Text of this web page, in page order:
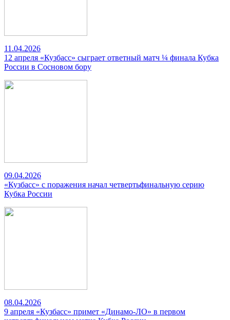
11.04.2026
12 апреля «Кузбасс» сыграет ответный матч ¼ финала Кубка
России в Сосновом бору
09.04.2026
«Кузбасс» с поражения начал четвертьфинальную серию
Кубка России
08.04.2026
9 апреля «Кузбасс» примет «Динамо-ЛО» в первом